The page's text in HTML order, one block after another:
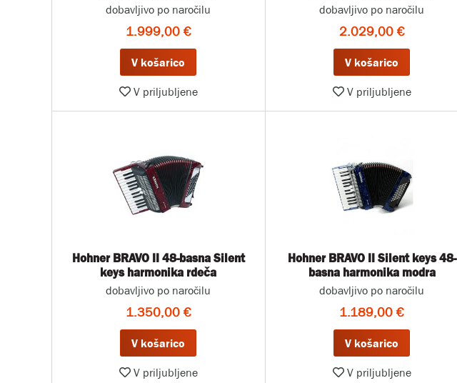
dobavljivo po naročilu
1.999,00 €
V košarico
V priljubljene
dobavljivo po naročilu
2.029,00 €
V košarico
V priljubljene
Hohner BRAVO II 48-basna Silent
keys harmonika rdeča
dobavljivo po naročilu
1.350,00 €
V košarico
V priljubljene
Hohner BRAVO II Silent keys 48-
basna harmonika modra
dobavljivo po naročilu
1.189,00 €
V košarico
V priljubljene